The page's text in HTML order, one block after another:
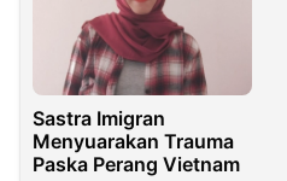
Sastra Imigran
Menyuarakan Trauma
Paska Perang Vietnam